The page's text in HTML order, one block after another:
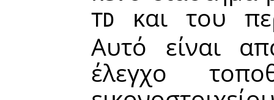
TD
και του
Αυτό είναι
έλεγχο